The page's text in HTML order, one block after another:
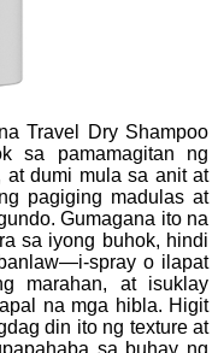
Travel Dry Shampoo
sa pamamagitan ng
at dumi mula sa anit at
pagiging madulas at
Gumagana ito na
sa iyong buhok, hindi
spray o ilapat
marahan, at isuklay
na mga hibla. Higit
din ito ng texture at